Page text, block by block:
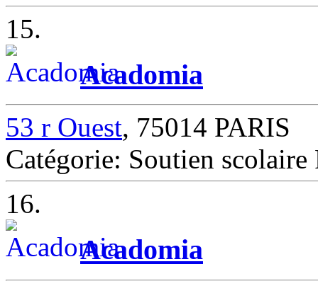
15.
Acadomia
53 r Ouest, 75014 PARIS
Catégorie: Soutien scolaire
16.
Acadomia